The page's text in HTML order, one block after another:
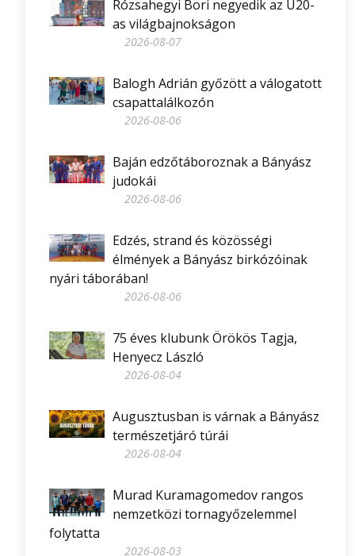
Rózsahegyi Bori negyedik az U20-
as világbajnokságon
2026-08-07
Balogh Adrián győzött a válogatott
csapattalálkozón
2026-08-06
Baján edzőtáboroznak a Bányász
judokái
2026-08-06
Edzés, strand és közösségi
élmények a Bányász birkózóinak
nyári táborában!
2026-08-06
75 éves klubunk Örökös Tagja,
Henyecz László
2026-08-04
Augusztusban is várnak a Bányász
természetjáró túrái
2026-08-04
Murad Kuramagomedov rangos
nemzetközi tornagyőzelemmel
folytatta
2026-08-03